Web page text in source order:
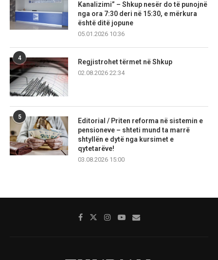
Kanalizimi” – Shkup nesër do të punojnë
nga ora 7:30 deri në 15:30, e mërkura
është ditë jopune
05.01.2026 10:36
4
Regjistrohet tërmet në Shkup
02.08.2026 22:34
5
Editorial / Priten reforma në sistemin e
pensioneve – shteti mund ta marrë
shtyllën e dytë nga kursimet e
qytetarëve!
03.08.2026 15:00